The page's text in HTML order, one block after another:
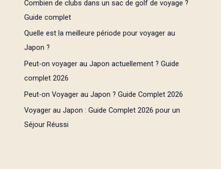
Combien de clubs dans un sac de golf de voyage ?
Guide complet
Quelle est la meilleure période pour voyager au
Japon ?
Peut-on voyager au Japon actuellement ? Guide
complet 2026
Peut-on Voyager au Japon ? Guide Complet 2026
Voyager au Japon : Guide Complet 2026 pour un
Séjour Réussi